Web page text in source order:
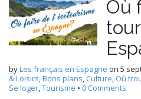
Où
byLes français en Espagne on 5
& Loisirs,Bons plans, Culture, Où
Se loger,Tourisme • 0 Comments